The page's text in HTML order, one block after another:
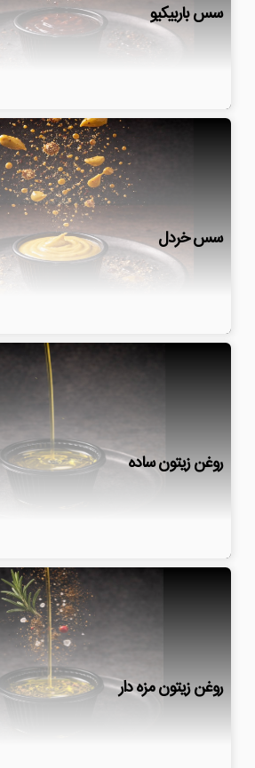
سس باربیکیو
سس خردل
روغن زیتون ساده
روغن زیتون مزه دار